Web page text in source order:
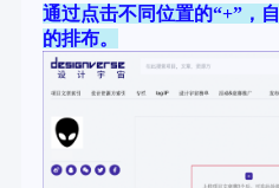
通过点击不同位置的“+”，
的排布。